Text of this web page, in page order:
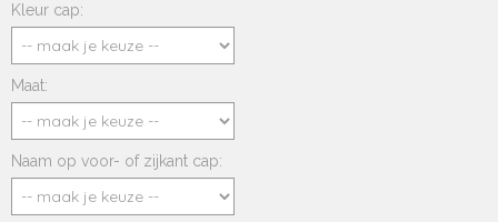
Kleur cap:
Maat:
Naam op voor- of zijkant cap: